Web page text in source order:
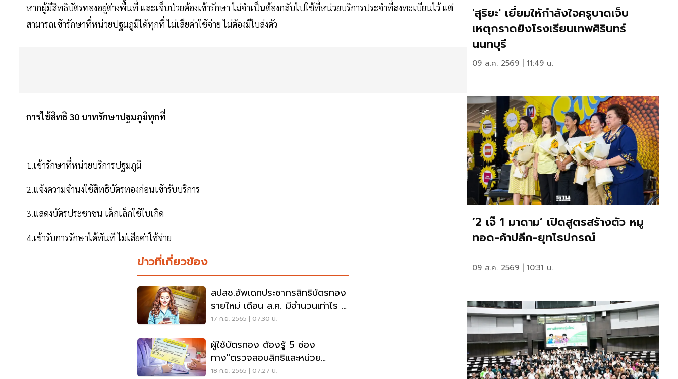
หากผู้มีสิทธิบัตรทองอยู่ต่างพื้นที่ และเจ็บป่วยต้องเข้ารักษา ไม่จำเป็นต้องกลับไปใช้ที่หน่วยบริการประจำที่ลงทะเบียนไว้ แต่
สามารถเข้ารักษาที่หน่วยปฐมภูมิได้ทุกที่ ไม่เสียค่าใช้จ่าย ไม่ต้องมีใบส่งตัว
การใช้สิทธิ 30 บาทรักษาปฐมภูมิทุกที่
1.เข้ารักษาที่หน่วยบริการปฐมภูมิ
2.แจ้งความจำนงใช้สิทธิบัตรทองก่อนเข้ารับบริการ
3.แสดงบัตรประชาชน เด็กเล็กใช้ใบเกิด
4.เข้ารับการรักษาได้ทันที ไม่เสียค่าใช้จ่าย
ข่าวที่เกี่ยวข้อง
สปสช.อัพเดทประชากรสิทธิบัตรทอง
รายใหม่ เดือน ส.ค. มีจำนวนเท่าไร ดู
ที่นี่
17 ก.ย. 2565 | 07:30 น.
ผู้ใช้บัตรทอง ต้องรู้ 5 ช่อง
ทาง"ตรวจสอบสิทธิและหน่วย
บริการ"
18 ก.ย. 2565 | 07:27 น.
'สุริยะ' เยี่ยมให้กำลังใจครูบาดเจ็บ
เหตุกราดยิงโรงเรียนเทพศิรินทร์
นนทบุรี
09 ส.ค. 2569 | 11:49 น.
‘2 เจ๊ 1 มาดาม’ เปิดสูตรสร้างตัว หมู
ทอด-ค้าปลีก-ยุทโธปกรณ์
09 ส.ค. 2569 | 10:31 น.